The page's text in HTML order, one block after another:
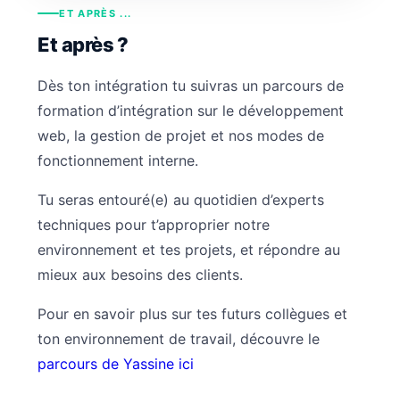
ET APRÈS ...
Et après ?
Dès ton intégration tu suivras un parcours de
formation d’intégration sur le développement
web, la gestion de projet et nos modes de
fonctionnement interne.
Tu seras entouré(e) au quotidien d’experts
techniques pour t’approprier notre
environnement et tes projets, et répondre au
mieux aux besoins des clients.
Pour en savoir plus sur tes futurs collègues et
ton environnement de travail, découvre le
parcours de Yassine ici